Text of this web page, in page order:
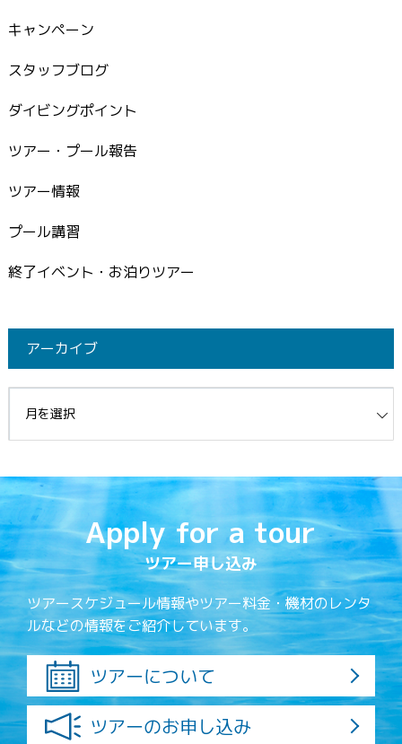
キャンペーン
スタッフブログ
ダイビングポイント
ツアー・プール報告
ツアー情報
プール講習
終了イベント・お泊りツアー
アーカイブ
Apply for a tour
ツアー申し込み
ツアースケジュール情報やツアー料金・機材のレンタ
ルなどの情報をご紹介しています。
ツアーについて
ツアーのお申し込み